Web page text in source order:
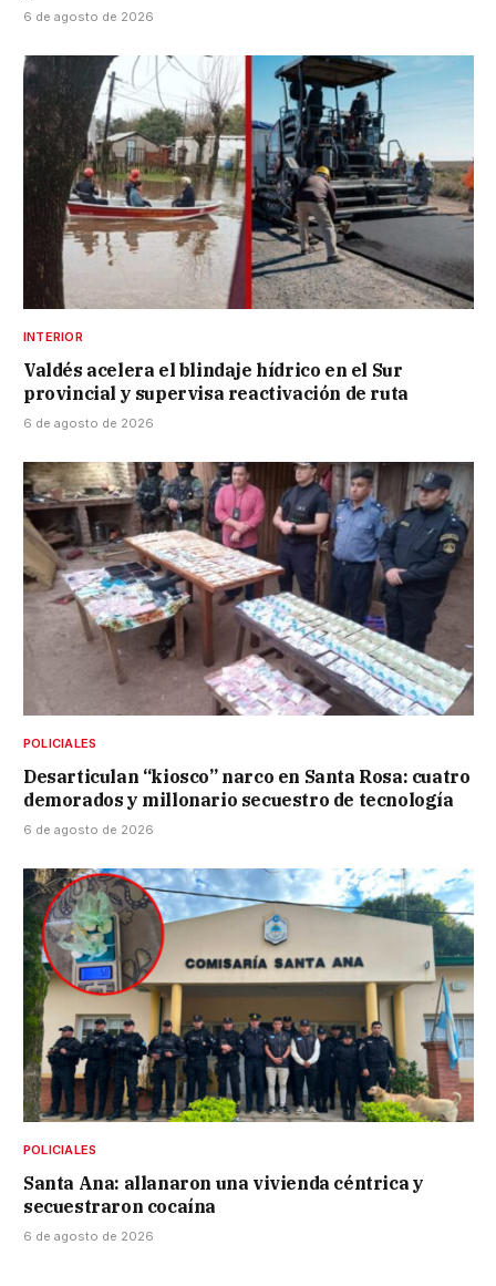
6 de agosto de 2026
INTERIOR
Valdés acelera el blindaje hídrico en el Sur
provincial y supervisa reactivación de ruta
6 de agosto de 2026
POLICIALES
Desarticulan “kiosco” narco en Santa Rosa: cuatro
demorados y millonario secuestro de tecnología
6 de agosto de 2026
POLICIALES
Santa Ana: allanaron una vivienda céntrica y
secuestraron cocaína
6 de agosto de 2026